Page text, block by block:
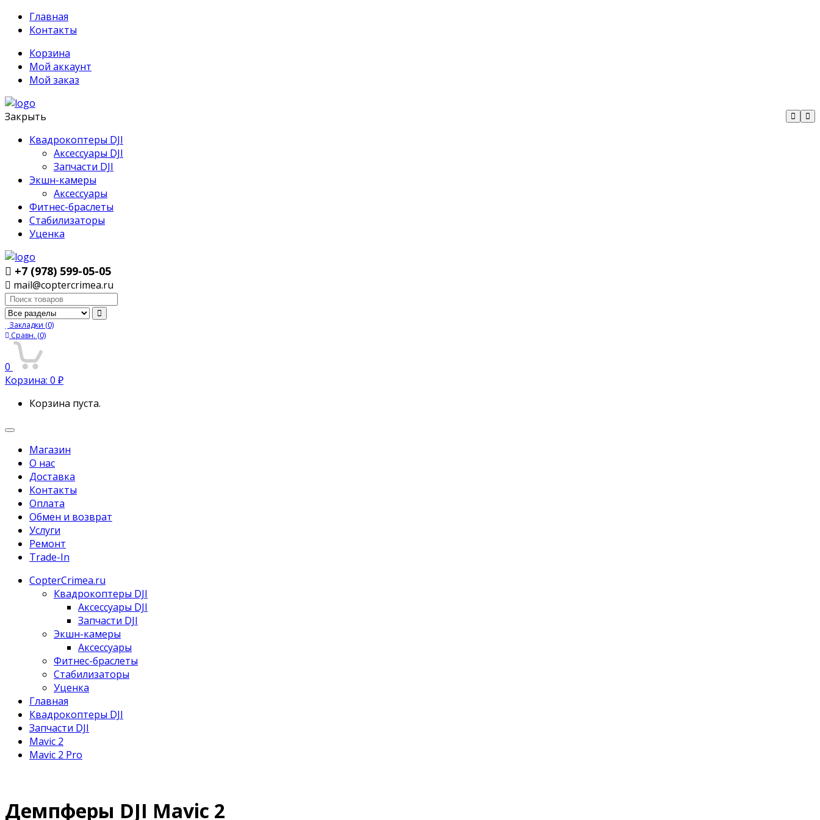
Главная
Контакты
Корзина
Мой аккаунт
Мой заказ
Закрыть
Квадрокоптеры DJI
Аксессуары DJI
Запчасти DJI
Экшн-камеры
Аксессуары
Фитнес-браслеты
Стабилизаторы
Уценка
+7 (978) 599-05-05
mail@coptercrimea.ru
Поиск:
Закладки (0)
Сравн. (0)
0
Корзина: 0 ₽
Корзина пуста.
Переключить
Магазин
О нас
Доставка
Контакты
Оплата
Обмен и возврат
Услуги
Ремонт
Trade-In
CopterCrimea.ru
Квадрокоптеры DJI
Аксессуары DJI
Запчасти DJI
Экшн-камеры
Аксессуары
Фитнес-браслеты
Стабилизаторы
Уценка
Главная
Квадрокоптеры DJI
Запчасти DJI
Mavic 2
Mavic 2 Pro
Демпферы DJI Mavic 2